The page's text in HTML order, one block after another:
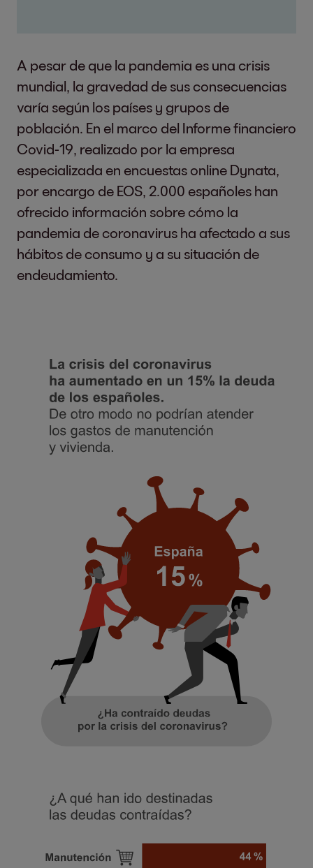
A pesar de que la pandemia es una crisis
mundial, la gravedad de sus consecuencias
varía según los países y grupos de
población. En el marco del Informe financiero
Covid-19, realizado por la empresa
especializada en encuestas online Dynata,
por encargo de EOS, 2.000 españoles han
ofrecido información sobre cómo la
pandemia de coronavirus ha afectado a sus
hábitos de consumo y a su situación de
endeudamiento.